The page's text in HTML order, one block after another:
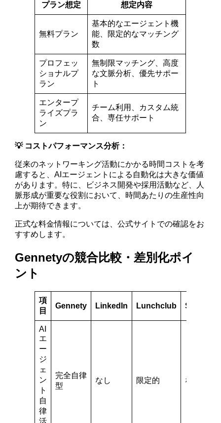
プラン想定 想定内容
無料プラン
基本的なエージェント機
能、限定的なマッチング
数
プロフェッ
ショナルプ
ラン
無制限マッチング、高度
な文脈分析、優先サポー
ト
エンタープ
ライズプラ
ン
チーム利用、カスタム統
合、専任サポート
💡 コストパフォーマンス分析：
従来のネットワーキング活動にかかる時間コストを考
慮すると、AIエージェントによる自動化は大きな価値
があります。特に、ビジネス開発や採用活動など、人
脈形成が重要な役割において、時間あたりの生産性向
上が期待できます。
正式な料金情報については、公式サイトでの確認をお
すすめします。
Gennetyの競合比較・差別化ポイ
ント
項
目
Gennety LinkedIn Lunchclub Shapr
AI
エ
ー
ジ
ェ
ン
ト
自
律
完全自律
型
なし 限定的 なし